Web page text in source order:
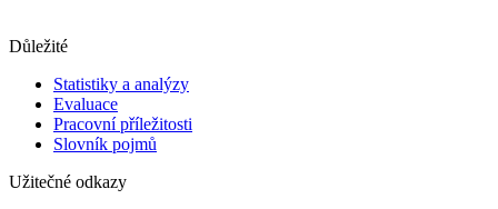
Důležité
Statistiky a analýzy
Evaluace
Pracovní příležitosti
Slovník pojmů
Užitečné odkazy